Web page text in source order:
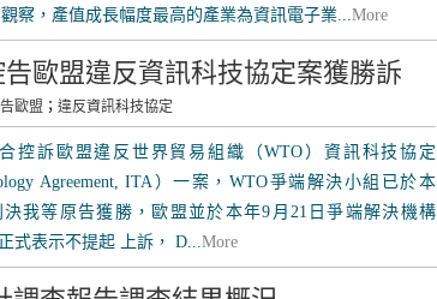
察，產值成長幅度最高的產業為資訊電子業...More
歐盟違反資訊科技協定案獲勝訴
歐盟 ； 違反資訊科技協定
控訴歐盟違反世界貿易組織（WTO）資訊科技協定
Agreement, ITA）一案，WTO爭端解決小組已於本
決我等原告獲勝，歐盟並於本年9月21日爭端解決機構
式表示不提起 上訴， D...More